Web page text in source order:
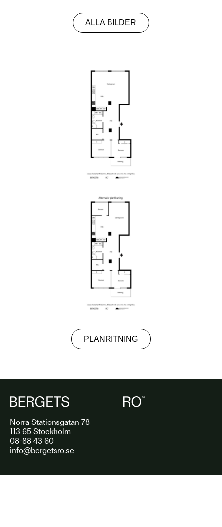
ALLA BILDER
PLANRITNING
Norra Stationsgatan 78
113 65 Stockholm
08-88 43 60
info@bergetsro.se